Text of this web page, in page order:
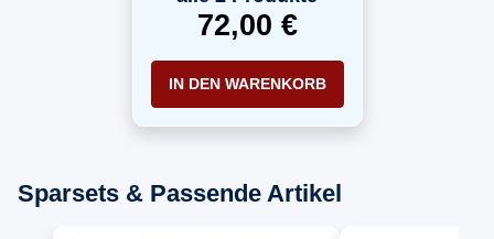
CF350A) Toner
72,00 €
IN DEN WARENKORB
Sparsets & Passende Artikel